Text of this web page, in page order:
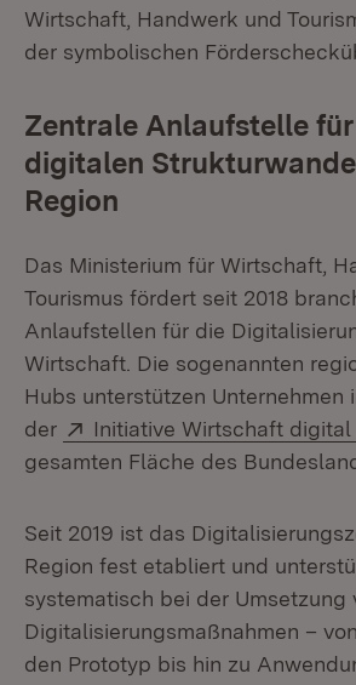
Wirtschaft, Handwerk und
der symbolischen
Zentrale Anlaufstelle
digitalen
Region
Das Ministerium für Wirtschaft,
Tourismus fördert seit 2018
Anlaufstellen für die
Wirtschaft. Die sogenannten
Hubs unterstützen Unternehmen
der
Extern:
Initiative Wirtschaft digital
gesamten Fläche des
Seit 2019 ist das
Region fest etabliert und
systematisch bei der Umsetzung
Digitalisierungsmaßnahmen –
den Prototyp bis hin zu